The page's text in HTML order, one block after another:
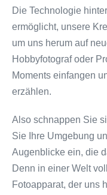
Die Technologie
ermöglicht, unsere
um uns herum auf
Hobbyfotograf oder
Moments einfangen
erzählen.
Also schnappen Sie
Sie Ihre Umgebung
Augenblicke ein, die
Denn in einer Welt
Fotoapparat, der uns